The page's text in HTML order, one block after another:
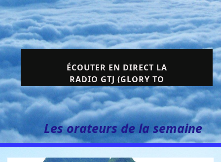
INSTRUMENTALE (ESSAI
TECHNIQUE) EN
CLIQUANT ICI
ÉCOUTER EN DIRECT LA
RADIO GTJ (GLORY TO
JESUS) EN ESSAI
TECHNIQUE
Les orateurs de la semaine